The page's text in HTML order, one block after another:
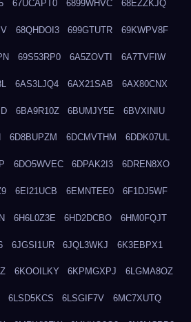
67UCAPT0 6899WHVC 68EZZKJQ
68QHDOI3 699GTUTR 69KWPV8F
69S53RP0 6A5ZOVTI 6A7TVFIW
6AS3LJQ4 6AX21SAB 6AX80CNX
6BA9R10Z 6BUMJY5E 6BVXINIU
6D8BUPZM 6DCMVTHM 6DDK07UL
6DO5WVEC 6DPAK2I3 6DREN8XO
6EI21UCB 6EMNTEE0 6F1DJ5WF
6H6L0Z3E 6HD2DCBO 6HM0FQJT
6JGSI1UR 6JQL3WKJ 6K3EBPX1
6KOOILKY 6KPMGXPJ 6LGMA8OZ
6LSD5KCS 6LSGIF7V 6MC7XUTQ